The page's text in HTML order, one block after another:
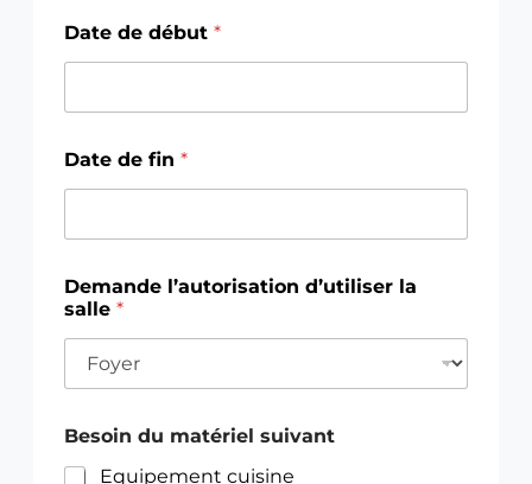
Date de début *
Date de fin *
a
t
e
é
b
u
a
t
e
i
n
D
Demande l’autorisation d’utiliser la
salle *
Besoin du matériel suivant
Equipement cuisine